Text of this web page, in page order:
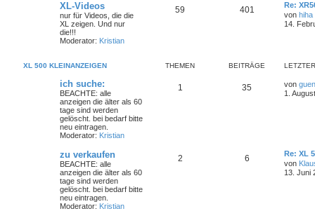
XL-Videos
nur für Videos, die die
XL zeigen. Und nur
die!!!
Moderator: Kristian
59 401
Re:
von hiha
14.
XL 500 KLEINANZEIGEN THEMEN BEITRÄGE
ich suche:
BEACHTE: alle
anzeigen die älter als 60
tage sind werden
gelöscht. bei bedarf bitte
neu eintragen.
Moderator: Kristian
1 35 von
1.
zu verkaufen
BEACHTE: alle
anzeigen die älter als 60
tage sind werden
gelöscht. bei bedarf bitte
neu eintragen.
Moderator: Kristian
2 6
Re: XL
von
13. Juni